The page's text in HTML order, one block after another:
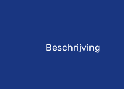
Beschrijving